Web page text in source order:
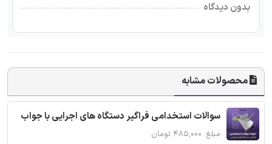
بدون دیدگاه
محصولات مشابه
سوالات استخدامی فراگیر دستگاه های اجرایی با جواب
مبلغ: ۴۸۵,۰۰۰ تومان